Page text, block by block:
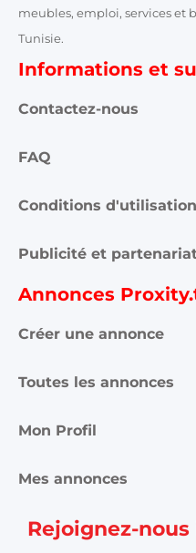
meubles, emploi, services et
Tunisie.
Informations et
Contactez-nous
FAQ
Conditions
Publicité et
Annonces
Créer une annonce
Toutes les annonces
Mon Profil
Mes annonces
Rejoignez-nous